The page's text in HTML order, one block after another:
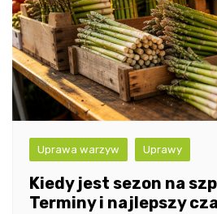
Uprawa warzyw Uprawy
Kiedy jest sezon na
Terminy i najlepszy